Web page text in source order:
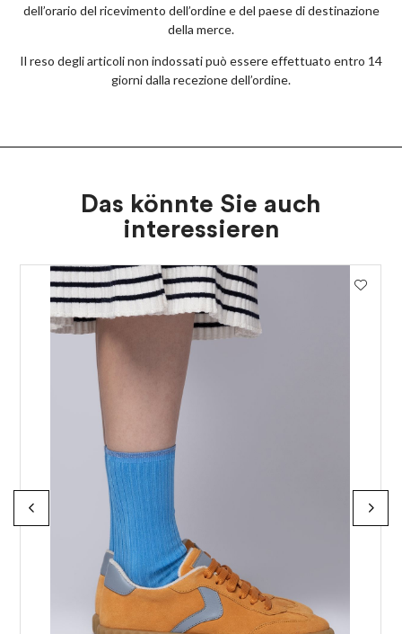
dell’orario del ricevimento dell’ordine e del paese di destinazione
della merce.
Il reso degli articoli non indossati può essere effettuato entro 14
giorni dalla recezione dell’ordine.
Das könnte Sie auch
interessieren